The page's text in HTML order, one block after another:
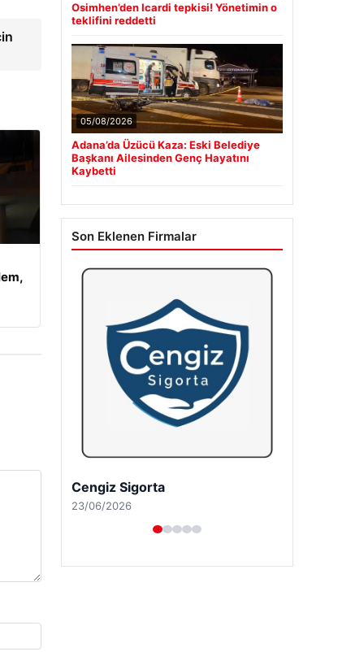
Osimhen’den Icardi tepkisi! Yönetimin o
teklifini reddetti
05/08/2026
Adana’da Üzücü Kaza: Eski Belediye
Başkanı Ailesinden Genç Hayatını
Kaybetti
Son Eklenen Firmalar
Hastaş Beton
26/05/2026